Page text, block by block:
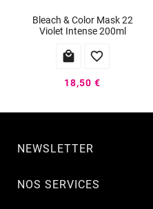
Bleach & Color Mask 22
Violet Intense 200ml
 
18,50 €
NEWSLETTER
NOS SERVICES